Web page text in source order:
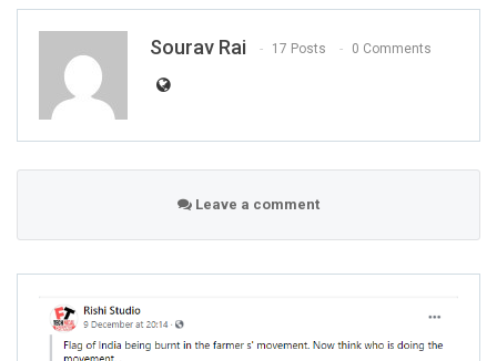
Sourav Rai 17 Posts 0 Comments
Leave a comment